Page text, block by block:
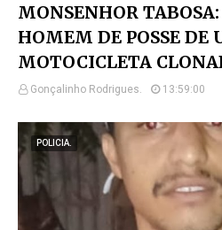
MONSENHOR
HOMEM DE POSSE DE
MOTOCICLETA
Gonçalinho Rodrigues. 13:59:00
POLICIA.